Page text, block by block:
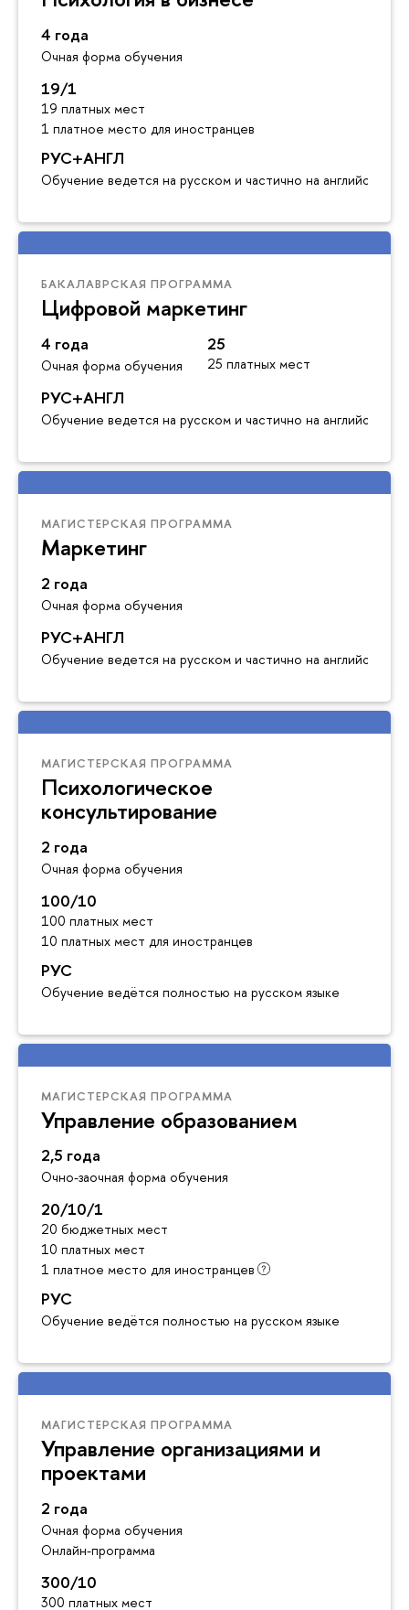
4 года
Очная форма обучения
19/1
19 платных мест
1 платное место для иностранцев
РУС+АНГЛ
Обучение ведется на русском и частично на английском
БАКАЛАВРСКАЯ ПРОГРАММА
Цифровой маркетинг
4 года
Очная форма обучения
25
25 платных мест
РУС+АНГЛ
Обучение ведется на русском и частично на английском
МАГИСТЕРСКАЯ ПРОГРАММА
Маркетинг
2 года
Очная форма обучения
РУС+АНГЛ
Обучение ведется на русском и частично на английском
МАГИСТЕРСКАЯ ПРОГРАММА
Психологическое
консультирование
2 года
Очная форма обучения
100/10
100 платных мест
10 платных мест для иностранцев
РУС
Обучение ведётся полностью на русском языке
МАГИСТЕРСКАЯ ПРОГРАММА
Управление образованием
2,5 года
Очно-заочная форма обучения
20/10/1
20 бюджетных мест
10 платных мест
1 платное место для иностранцев
РУС
Обучение ведётся полностью на русском языке
МАГИСТЕРСКАЯ ПРОГРАММА
Управление организациями и
проектами
2 года
Очная форма обучения
Онлайн-программа
300/10
300 платных мест